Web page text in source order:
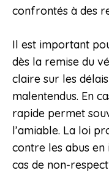
confrontés à des
Il est important
dès la remise du
claire sur les
malentendus. En
rapide permet
l’amiable. La loi
contre les abus en
cas de non-